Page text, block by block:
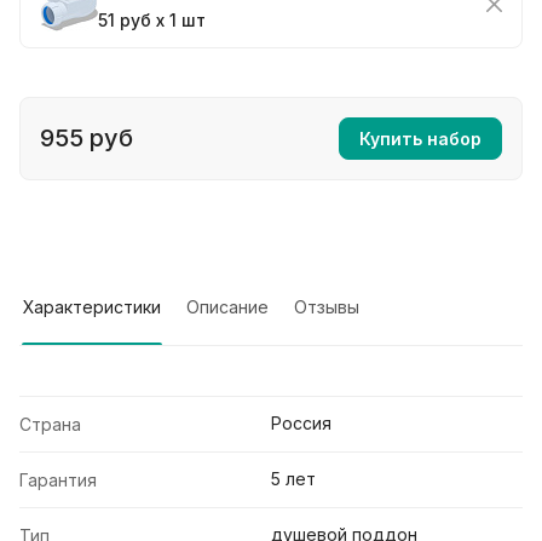
51 руб x 1 шт
955 руб Купить набор
Характеристики Описание Отзывы
Страна Россия
Гарантия 5 лет
Тип душевой поддон